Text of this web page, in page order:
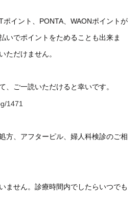
イント、PONTA、WAONポイントが
いでポイントをためることも出来ま
ただけません。
、ご一読いただけると幸いです。
1471
方、アフターピル、婦人科検診のご相
ません。診療時間内でしたらいつでも